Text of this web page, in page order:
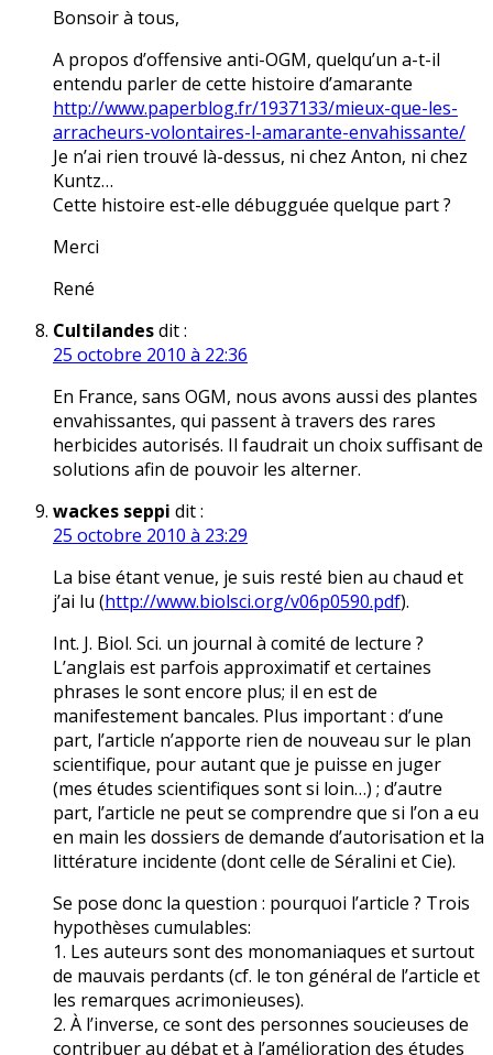
Bonsoir à tous,
A propos d’offensive anti-OGM, quelqu’un a-t-il
entendu parler de cette histoire d’amarante
http://www.paperblog.fr/1937133/mieux-que-les-
arracheurs-volontaires-l-amarante-envahissante/
Je n’ai rien trouvé là-dessus, ni chez Anton, ni chez
Kuntz…
Cette histoire est-elle débugguée quelque part ?
Merci
René
Cultilandesdit :
25 octobre 2010 à 22:36
En France, sans OGM, nous avons aussi des plantes
envahissantes, qui passent à travers des rares
herbicides autorisés. Il faudrait un choix suffisant de
solutions afin de pouvoir les alterner.
wackes seppi dit :
25 octobre 2010 à 23:29
La bise étant venue, je suis resté bien au chaud et
j’ai lu (http://www.biolsci.org/v06p0590.pdf).
Int. J. Biol. Sci. un journal à comité de lecture ?
L’anglais est parfois approximatif et certaines
phrases le sont encore plus; il en est de
manifestement bancales. Plus important : d’une
part, l’article n’apporte rien de nouveau sur le plan
scientifique, pour autant que je puisse en juger
(mes études scientifiques sont si loin…) ; d’autre
part, l’article ne peut se comprendre que si l’on a eu
en main les dossiers de demande d’autorisation et la
littérature incidente (dont celle de Séralini et Cie).
Se pose donc la question : pourquoi l’article ? Trois
hypothèses cumulables:
1. Les auteurs sont des monomaniaques et surtout
de mauvais perdants (cf. le ton général de l’article et
les remarques acrimonieuses).
2. À l’inverse, ce sont des personnes soucieuses de
contribuer au débat et à l’amélioration des études